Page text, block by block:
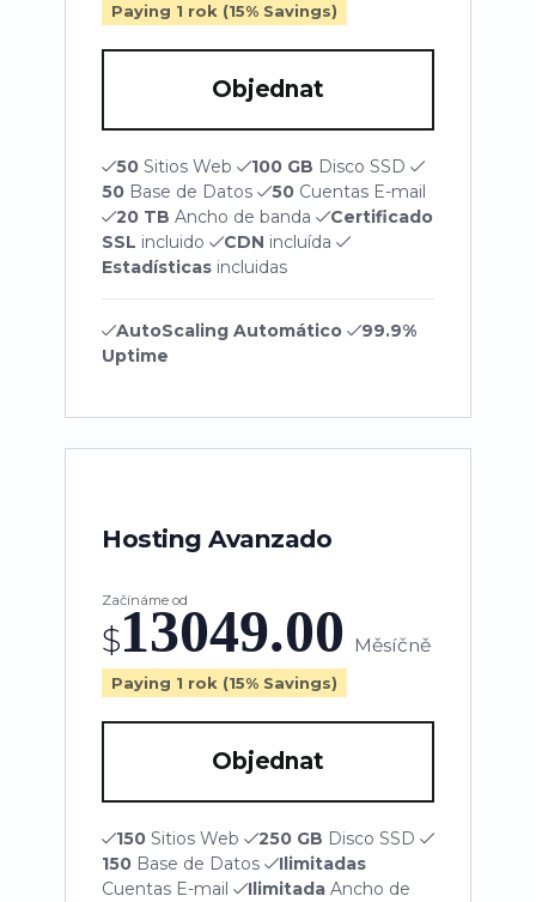
Paying 1 rok (15% Savings)
Objednat
50 Sitios Web 100 GB Disco SSD
50 Base de Datos 50 Cuentas E-mail
20 TB Ancho de banda
Certificado
SSL incluido CDN incluída
Estadísticas incluidas
AutoScaling Automático
99.9%
Uptime
Hosting Avanzado
Začínáme od
$13049.00 Měsíčně
Paying 1 rok (15% Savings)
Objednat
150 Sitios Web 250 GB Disco SSD
150 Base de Datos
Ilimitadas
Cuentas E-mail
Ilimitada Ancho de